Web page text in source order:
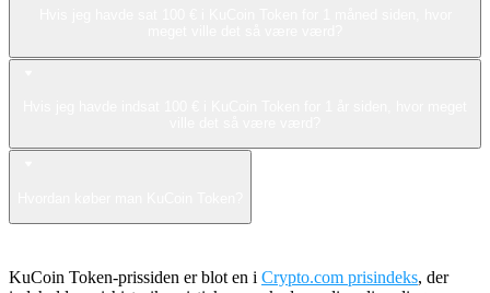
KuCoin Token-prissiden er blot en i Crypto.com prisindeks, der